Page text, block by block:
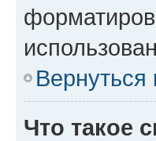
Вернуться
Что такое